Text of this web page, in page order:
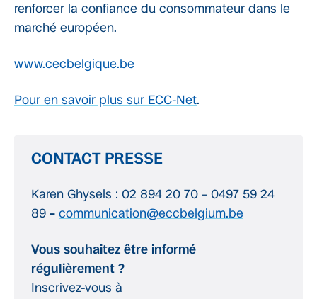
renforcer la confiance du consommateur dans le
marché européen.
www.cecbelgique.be
Pour en savoir plus sur ECC-Net.
CONTACT PRESSE
Karen Ghysels : 02 894 20 70 – 0497 59 24
89 – communication@eccbelgium.be
Vous souhaitez être informé
régulièrement ?
Inscrivez-vous à